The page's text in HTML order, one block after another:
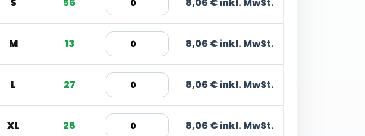
M 13 8,06 € inkl. MwSt.
L 27 8,06 € inkl. MwSt.
XL 28 8,06 € inkl. MwSt.